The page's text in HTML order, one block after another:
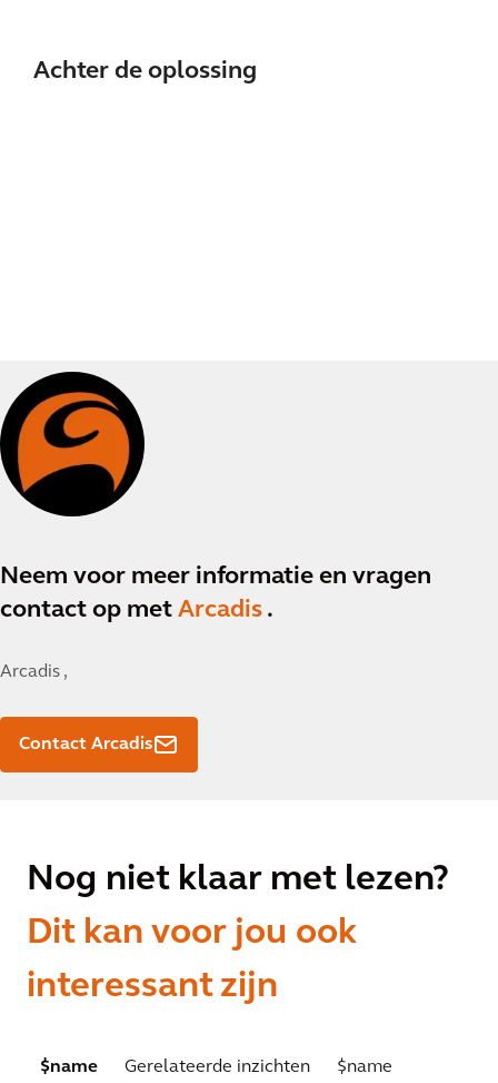
Achter de oplossing
Neem voor meer informatie en vragen
contact op met Arcadis .
Arcadis ,
Contact Arcadis
Nog niet klaar met lezen?
Dit kan voor jou ook
interessant zijn
$name Gerelateerde inzichten $name